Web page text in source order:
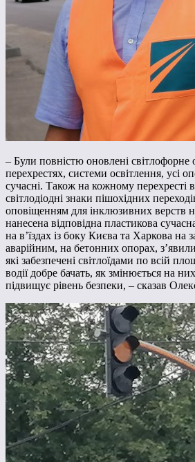
– Були повністю оновлені
перехрестях, системи освітлення, усі
сучасні. Також на кожному перехресті
світлодіодні знаки пішохідних
оповіщенням для інклюзивних верств
нанесена відповідна пластикова
на в’їздах із боку Києва та Харкова на
аварійним, на бетонних опорах,
які забезпечені світлоїдами по всій
водії добре бачать, як змінюється на
підвищує рівень безпеки, – сказав